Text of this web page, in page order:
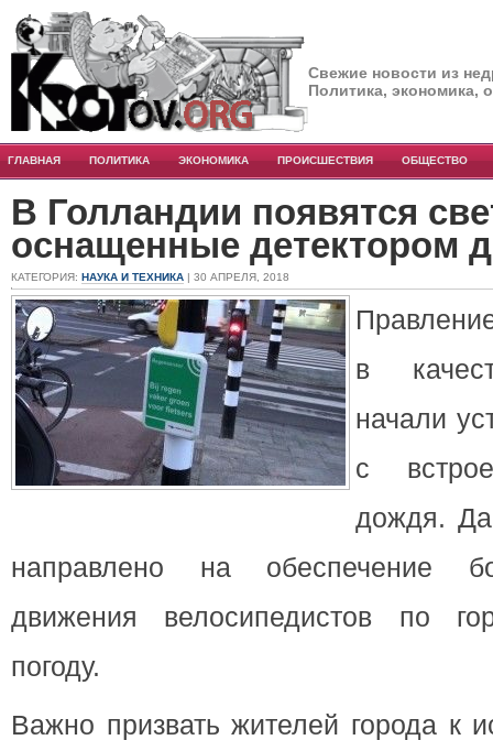
Свежие новости из
Политика, экономика,
ГЛАВНАЯ ПОЛИТИКА ЭКОНОМИКА ПРОИСШЕСТВИЯ ОБЩЕСТВО
В Голландии появятся
оснащенные детектором
КАТЕГОРИЯ: НАУКА И ТЕХНИКА | 30 АПРЕЛЯ, 2018
в
начали
с
дождя.
направлено на обеспечение
движения велосипедистов по
погоду.
Важно призвать жителей города к